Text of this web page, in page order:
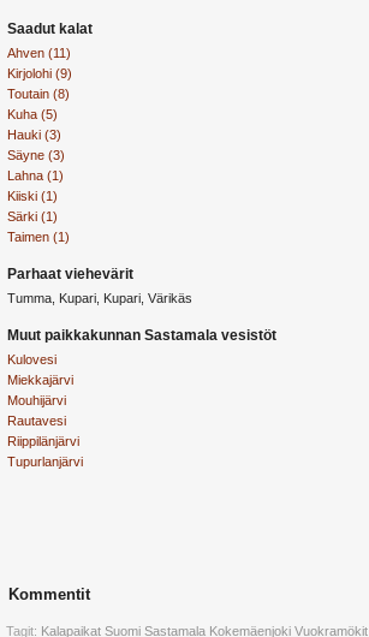
Saadut kalat
Ahven (11)
Kirjolohi (9)
Toutain (8)
Kuha (5)
Hauki (3)
Säyne (3)
Lahna (1)
Kiiski (1)
Särki (1)
Taimen (1)
Parhaat viehevärit
Tumma, Kupari, Kupari, Värikäs
Muut paikkakunnan Sastamala vesistöt
Kulovesi
Miekkajärvi
Mouhijärvi
Rautavesi
Riippilänjärvi
Tupurlanjärvi
Kommentit
Tagit: Kalapaikat Suomi Sastamala Kokemäenjoki Vuokramökit